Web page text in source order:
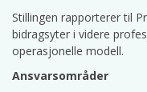
Stillingen rapporterer til
bidragsyter i videre
operasjonelle modell.
Ansvarsområder